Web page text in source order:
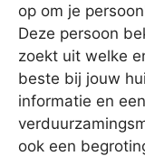
op om je
Deze persoon
zoekt uit welke
beste bij jouw
informatie en
ook een